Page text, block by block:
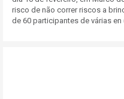
risco de não correr riscos a
de 60 participantes de várias en